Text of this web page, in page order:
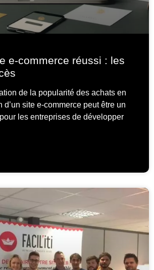
e-commerce réussi : les
de la popularité des achats en
d’un site e-commerce peut être un
les entreprises de développer